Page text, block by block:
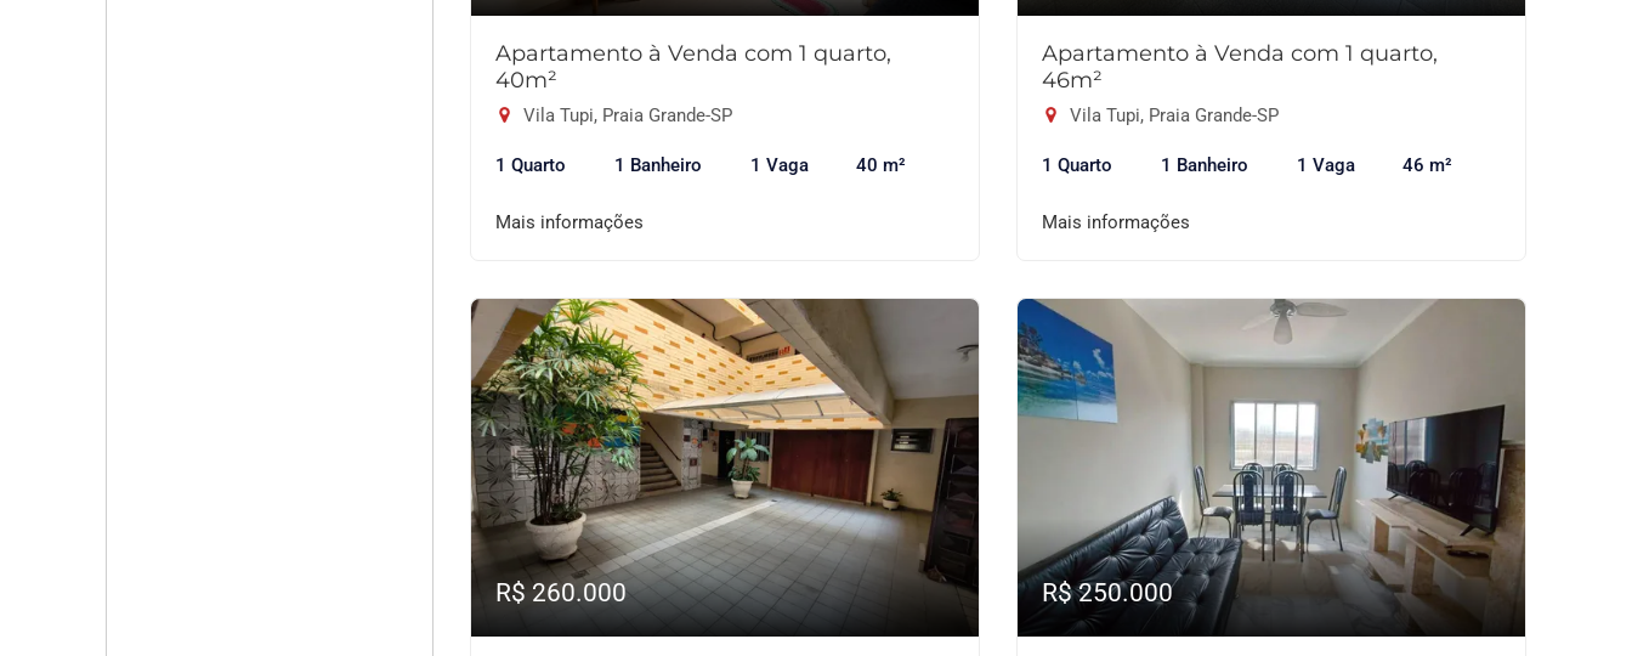
Apartamento à Venda com 1 quarto,
40m²
Vila Tupi, Praia Grande-SP
1 Quarto 1 Banheiro 1 Vaga 40 m²
Mais informações
Apartamento à Venda com 1 quarto,
46m²
Vila Tupi, Praia Grande-SP
1 Quarto 1 Banheiro 1 Vaga 46 m²
Mais informações
R$ 260.000 R$ 250.000